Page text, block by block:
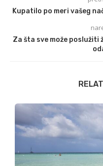
Kupatilo po meri vašeg
Za šta sve može